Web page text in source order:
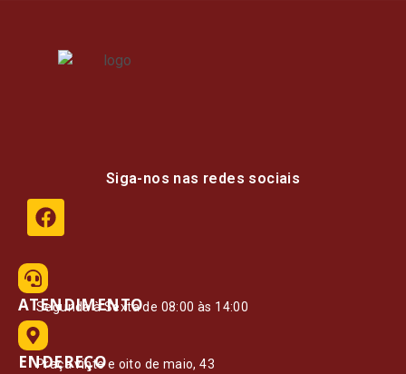
Siga-nos nas redes sociais
ATENDIMENTO
Segunda à Sexta de 08:00 às 14:00
ENDEREÇO
Praça vinte e oito de maio, 43